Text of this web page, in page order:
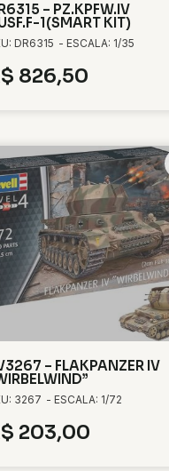
– PZ.KPFW.IV
1(SMART KIT)
DR6315 - ESCALA: 1/35
826,50
– FLAKPANZER IV
3267 - ESCALA: 1/72
203,00